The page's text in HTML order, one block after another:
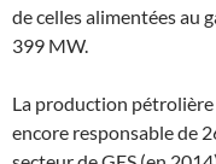
de celles alimentées au
399 MW.
La production
encore responsable de